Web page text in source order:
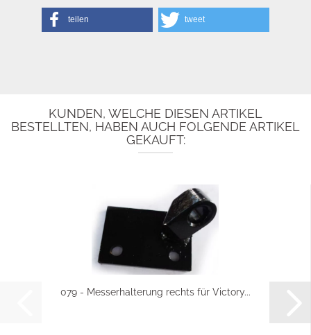
teilen tweet
KUNDEN, WELCHE DIESEN ARTIKEL
BESTELLTEN, HABEN AUCH FOLGENDE ARTIKEL
GEKAUFT:
079 - Messerhalterung rechts für Victory...